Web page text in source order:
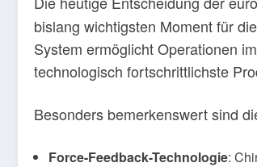
bislang wichtigsten Moment für
System ermöglicht Operationen
technologisch fortschrittlichste
Besonders bemerkenswert sind
Force-Feedback-Technologie: